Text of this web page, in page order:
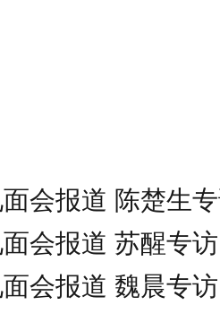
会报道 陈楚生
会报道 苏醒专访
会报道 魏晨专访